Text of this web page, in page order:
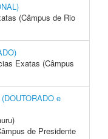
(Câmpus de Rio
Exatas (Câmpus
e
de Presidente